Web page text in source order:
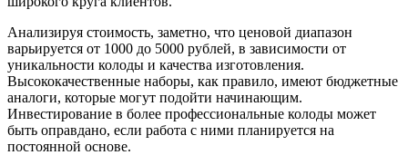
Анализируя стоимость, заметно, что ценовой диапазон
варьируется от 1000 до 5000 рублей, в зависимости от
уникальности колоды и качества изготовления.
Высококачественные наборы, как правило, имеют бюджетные
аналоги, которые могут подойти начинающим.
Инвестирование в более профессиональные колоды может
быть оправдано, если работа с ними планируется на
постоянной основе.